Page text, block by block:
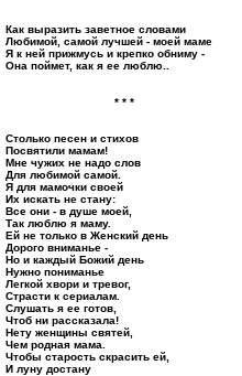
Как выразить заветное словами
Любимой, самой лучшей - моей маме
Я к ней прижмусь и крепко обниму -
Она поймет, как я ее люблю..
* * *
Столько песен и стихов
Посвятили мамам!
Мне чужих не надо слов
Для любимой самой.
Я для мамочки своей
Их искать не стану:
Все они - в душе моей,
Так люблю я маму.
Ей не только в Женский день
Дорого вниманье -
Но и каждый Божий день
Нужно пониманье
Легкой хвори и тревог,
Страсти к сериалам.
Слушать я ее готов,
Чтоб ни рассказала!
Нету женщины святей,
Чем родная мама.
Чтобы старость скрасить ей,
И луну достану